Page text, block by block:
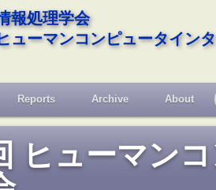
報処理学会
ューマンコンピュータイン
Reports Archive About
ヒューマン